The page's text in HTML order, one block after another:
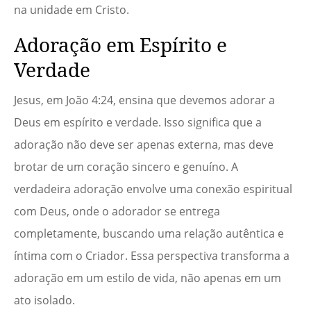
na unidade em Cristo.
Adoração em Espírito e
Verdade
Jesus, em João 4:24, ensina que devemos adorar a
Deus em espírito e verdade. Isso significa que a
adoração não deve ser apenas externa, mas deve
brotar de um coração sincero e genuíno. A
verdadeira adoração envolve uma conexão espiritual
com Deus, onde o adorador se entrega
completamente, buscando uma relação autêntica e
íntima com o Criador. Essa perspectiva transforma a
adoração em um estilo de vida, não apenas em um
ato isolado.